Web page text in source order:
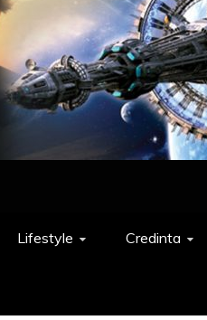
Lifestyle Credinta